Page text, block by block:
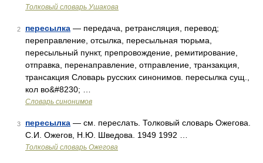
Толковый словарь Ушакова
2 пересылка — передача, ретрансляция, перевод;
переправление, отсылка, пересыльная тюрьма,
пересыльный пункт, препровождение, ремитирование,
отправка, перенаправление, отправление, транзакция,
трансакция Словарь русских синонимов. пересылка сущ.,
кол во&#8230; …
Словарь синонимов
3 пересылка — см. переслать. Толковый словарь Ожегова.
С.И. Ожегов, Н.Ю. Шведова. 1949 1992 …
Толковый словарь Ожегова